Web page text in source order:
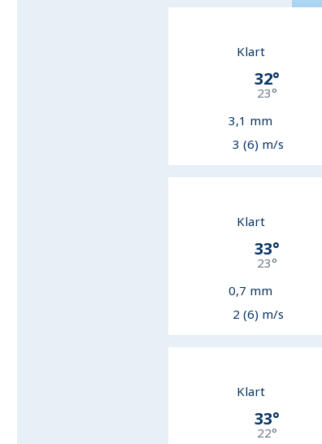
Klart
32°
23°
3,1 mm
3 (6) m/s
Klart
33°
23°
0,7 mm
2 (6) m/s
Klart
33°
22°